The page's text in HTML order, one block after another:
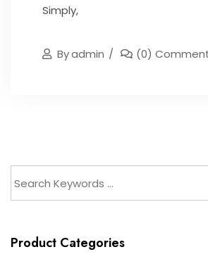
Simply,
ByAdmin (0)
Product Categories